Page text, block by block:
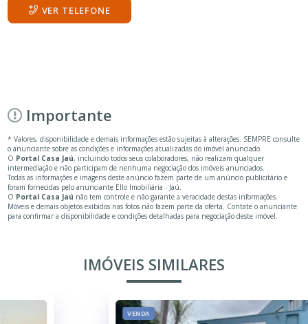
VER TELEFONE
Importante
* Valores, disponibilidade e demais informações estão sujeitas à alterações. SEMPRE consulte
o anunciante sobre as condições e informações atualizadas do imóvel anunciado.
O Portal Casa Jaú, incluindo todos seus colaboradores, não realizam qualquer
intermediação e não participam de nenhuma negociação dos imóveis anunciados.
Todas as informações e imagens deste anúncio fazem parte de um anúncio publicitário e
foram fornecidas pelo anunciante Ello Imobiliária - Jaú.
O Portal Casa Jaú não tem controle e não garante a veracidade destas informações.
Móveis e demais objetos exibidos nas fotos não fazem parte da oferta. Contate o anunciante
para confirmar a disponibilidade e condições detalhadas para negociação deste imóvel.
IMÓVEIS SIMILARES